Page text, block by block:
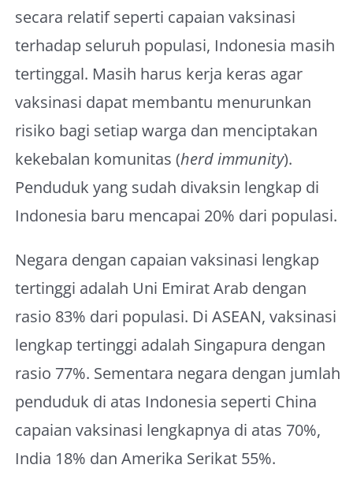
secara relatif seperti capaian vaksinasi
terhadap seluruh populasi, Indonesia masih
tertinggal. Masih harus kerja keras agar
vaksinasi dapat membantu menurunkan
risiko bagi setiap warga dan menciptakan
kekebalan komunitas (herd immunity).
Penduduk yang sudah divaksin lengkap di
Indonesia baru mencapai 20% dari populasi.
Negara dengan capaian vaksinasi lengkap
tertinggi adalah Uni Emirat Arab dengan
rasio 83% dari populasi. Di ASEAN, vaksinasi
lengkap tertinggi adalah Singapura dengan
rasio 77%. Sementara negara dengan jumlah
penduduk di atas Indonesia seperti China
capaian vaksinasi lengkapnya di atas 70%,
India 18% dan Amerika Serikat 55%.